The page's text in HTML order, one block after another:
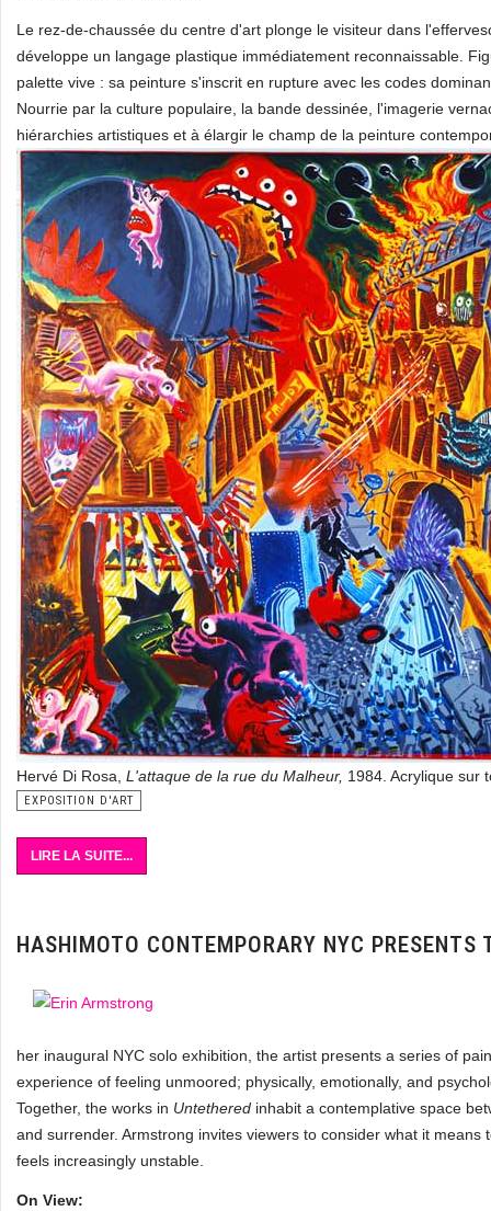
Le rez-de-chaussée du centre d'art plonge le visiteur dans
développe un langage plastique immédiatement reconnaissable.
palette vive : sa peinture s'inscrit en rupture avec les codes
Nourrie par la culture populaire, la bande dessinée, l'imagerie
hiérarchies artistiques et à élargir le champ de la peinture
Hervé Di Rosa, L'attaque de la rue du Malheur, 1984. Acrylique sur
EXPOSITION D'ART
LIRE LA SUITE...
HASHIMOTO CONTEMPORARY NYC PRESENTS
her inaugural NYC solo exhibition, the artist presents a series of
experience of feeling unmoored; physically, emotionally, and
Together, the works in Untethered inhabit a contemplative space
and surrender. Armstrong invites viewers to consider what it
feels increasingly unstable.
On View: